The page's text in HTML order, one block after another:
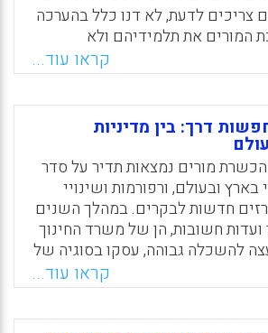
צריכים לדעת, לא דנו כלל בהערכה
המורים את תלמידיהם ולא
את עבודת עצמם. זה היה המצב
המשימה הלאומי לקידום החינוך"
דוברת". למסקנות ועדת דוברת היו
מעשיות: הקמה של רשות ארצית
(ראמ"ה), והחלטה לשלב רכז
ספר בישראל. אולם, מבדיקה של
של הכשרת עובדי הוראה, מתברר
ואין מדיניות באשר לידע
למורים בנושא הערכה (מירי
Email
X
קראו עוד...
דרך: בין מדיניות
מורים נמצאות תדיר על סדר
בארץ ובעולם, ורפורמות ושינויי
חדשות לבקרים. במהלך השנים
חשובות, הן של משרד החינוך
להשכלה גבוהה, עסקו בסוגיה של
והכשרתם.כל הוועדות האלה,
באו בעקבות תחושה ברורה
רצון ממערכת החינוך, ובעיקר
קראו עוד...